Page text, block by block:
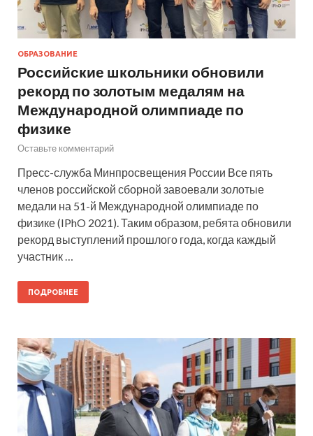
ОБРАЗОВАНИЕ
Российские школьники обновили
рекорд по золотым медалям на
Международной олимпиаде по
физике
Оставьте комментарий
Пресс-служба Минпросвещения России Все пять
членов российской сборной завоевали золотые
медали на 51-й Международной олимпиаде по
физике (IPhO 2021). Таким образом, ребята обновили
рекорд выступлений прошлого года, когда каждый
участник …
ПОДРОБНЕЕ